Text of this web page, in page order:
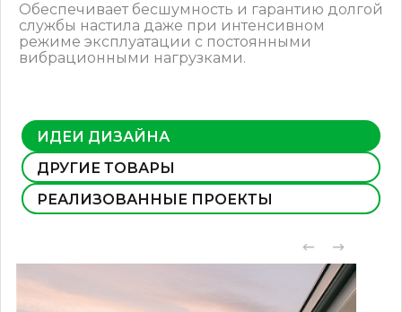
Обеспечивает бесшумность и гарантию долгой
службы настила даже при интенсивном
режиме эксплуатации с постоянными
вибрационными нагрузками.
ИДЕИ ДИЗАЙНА
ДРУГИЕ ТОВАРЫ
РЕАЛИЗОВАННЫЕ ПРОЕКТЫ